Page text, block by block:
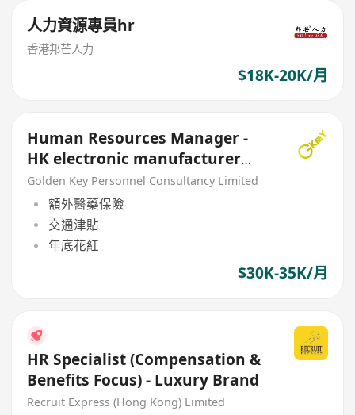
人力資源專員hr
香港邦芒人力
$18K-20K/月
Human Resources Manager -
HK electronic manufacturer
5Day, Kwai Fong (HR)
Golden Key Personnel Consultancy Limited
額外醫藥保險
交通津貼
年底花紅
$30K-35K/月
HR Specialist (Compensation &
Benefits Focus) - Luxury Brand
Recruit Express (Hong Kong) Limited